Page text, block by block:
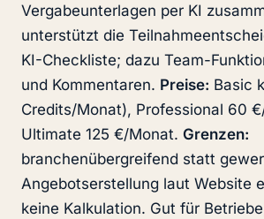
Vergabeunterlagen per KI
unterstützt die
KI-Checkliste; dazu Team-
und Kommentaren. Preise: Basic
Credits/Monat), Professional 60
Ultimate 125 €/Monat. Grenzen:
branchenübergreifend statt
Angebotserstellung laut Website
keine Kalkulation. Gut für